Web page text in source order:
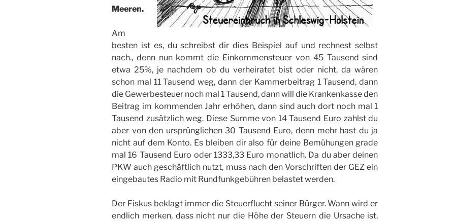
Meeren.
Am
besten ist es, du schreibst dir dies Beispiel auf und rechnest selbst
nach., denn nun kommt die Einkommensteuer von 45 Tausend sind
etwa 25%, je nachdem ob du verheiratet bist oder nicht, da wären
schon mal 11 Tausend weg, dann der Kammerbeitrag 1 Tausend, dann
die Gewerbesteuer noch mal 1 Tausend, dann will die Krankenkasse den
Beitrag im kommenden Jahr erhöhen, dann sind auch dort noch mal 1
Tausend zusätzlich weg. Diese Summe von 14 Tausend Euro zahlst du
aber von den ursprünglichen 30 Tausend Euro, denn mehr hast du ja
nicht auf dem Konto. Es bleiben dir also für deine Bemühungen grade
mal 16 Tausend Euro oder 1333,33 Euro monatlich. Da du aber deinen
PKW auch geschäftlich nutzt, muss nach den Vorschriften der GEZ ein
eingebautes Radio mit Rundfunkgebühren belastet werden.
Der Fiskus beklagt immer die Steuerflucht seiner Bürger. Wann wird er
endlich merken, dass nicht nur die Höhe der Steuern die Ursache ist,